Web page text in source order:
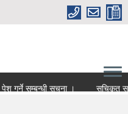
सम्बन्धी सूचना ।
सूचिकृत